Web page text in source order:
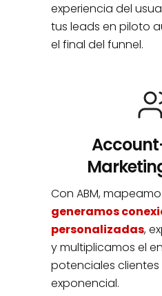
experiencia del
tus leads en piloto
el final del funnel.
Con ABM,
generamos
personalizadas,
y multiplicamos el
potenciales clientes
exponencial.